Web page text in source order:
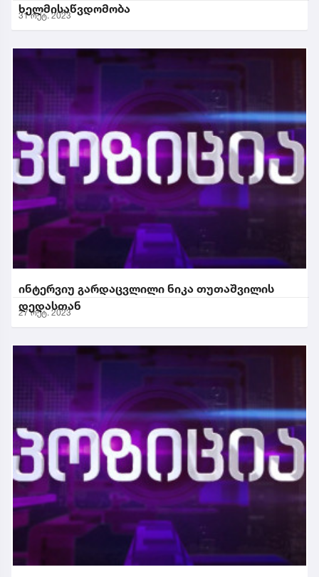
ხელმისაწვდომობა
31 ოქტ. 2023
ინტერვიუ გარდაცვლილი ნიკა თუთაშვილის
დედასთან
27 ოქტ. 2023